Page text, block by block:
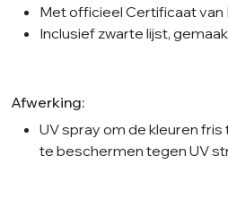
Met officieel Certificaat van
Inclusief zwarte lijst,
Afwerking:
UV spray om de kleuren
te beschermen tegen UV